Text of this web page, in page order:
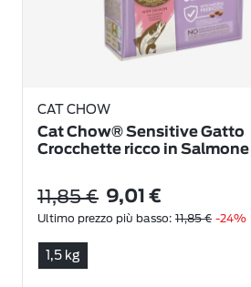
CAT CHOW
Cat Chow® Sensitive Gatto
Crocchette ricco in Salmone
11,85 € 9,01 €
Ultimo prezzo più basso: 11,85 € -24%
1,5 kg